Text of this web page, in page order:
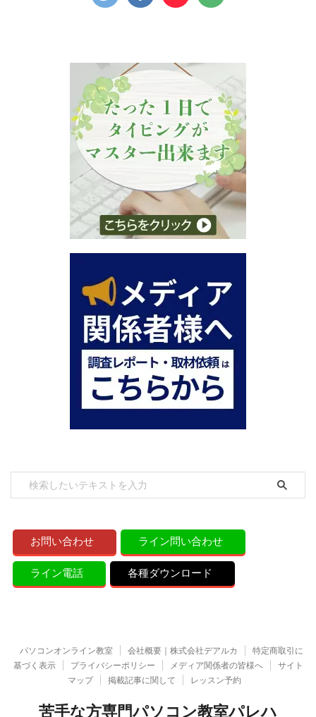
お問い合わせ ライン問い合わせ
ライン電話 各種ダウンロード
パソコンオンライン教室 会社概要｜株式会社デアルカ
特定商取引に
基づく表示
プライバシーポリシー メディア関係者の皆様へ
サイト
マップ
掲載記事に関して レッスン予約
苦手な方専門パソコン教室パレハ